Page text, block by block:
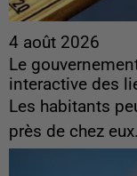
4 août 2026
Le
interactive des
Les habitants
près de chez eux.